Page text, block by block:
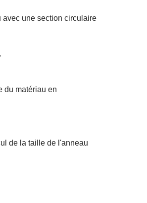
avec une section circulaire
du matériau en
de la taille de l'anneau